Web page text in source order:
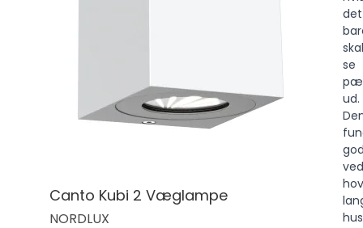
Canto Kubi 2 Væglampe
NORDLUX
det
skal
se
ud.
ved